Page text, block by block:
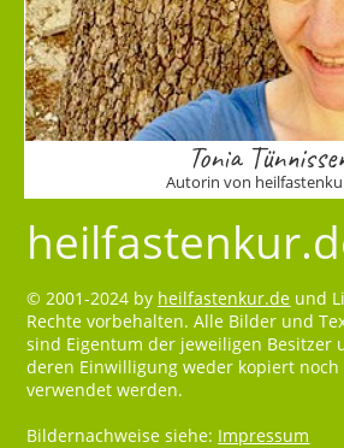
Tonia
Autorin von
© 2001-2024 by heilfastenkur.de und
Rechte vorbehalten. Alle Bilder und
sind Eigentum der jeweiligen Besitzer
deren Einwilligung weder kopiert
verwendet werden.
Bildernachweise siehe: Impressum